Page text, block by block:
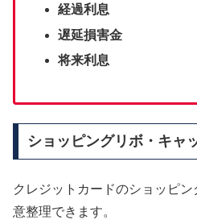
経過利息
遅延損害金
将来利息
ショッピングリボ・キャ
クレジットカードのショッピ
意整理できます。